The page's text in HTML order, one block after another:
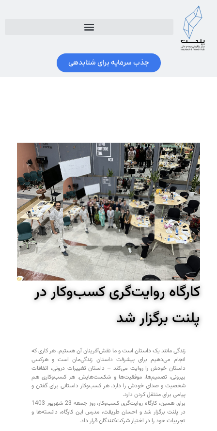
جذب سرمایه برای شتابدهی
کارگاه روایت‌گری کسب‌وکار در
پلنت برگزار شد
زندگی مانند یک داستان است و ما نقش‌آفرینان آن هستیم. هر کاری که
انجام می‌دهیم برای پیشرفت داستان زندگی‌مان است و هرکسی
داستان خودش را روایت می‌کند – داستان تغییرات درونی، اتفاقات
بیرونی، تصمیم‌ها، موفقیت‌ها و شکست‌هایش. هر کسب‌وکاری هم
شخصیت و صدای خودش را دارد. هر کسب‌وکار داستانی برای گفتن و
پیامی برای منتقل کردن دارد.
برای همین، کارگاه روایت‌گری کسب‌وکار، روز جمعه 23 شهریور 1403
در پلنت برگزار شد و احسان طریقت، مدرس این کارگاه، دانسته‌ها و
تجربیات خود را در اختیار شرکت‌کنندگان قرار داد.